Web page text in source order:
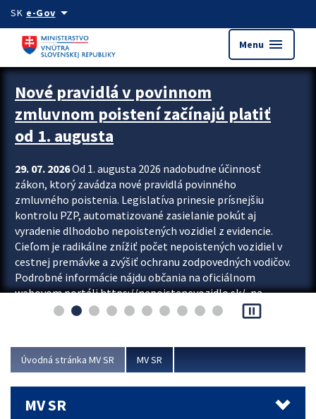
Preskocit na hlavný obsah
SK e-Govarrow_drop_down
Menu menu
Zastavit automatický posun upútavok
Nové pravidlá v povinnom
zmluvnom poistení začínajú platiť
od 1. augusta
29. 07. 2026Od 1. augusta 2026 nadobudne účinnosť
zákon, ktorý zavádza nové pravidlá povinného
zmluvného poistenia. Legislatíva prinesie prísnejšiu
kontrolu PZP, automatizované zasielanie pokút aj
vyradenie dlhodobo nepoistených vozidiel z evidencie.
Cieľom je radikálne znížiť počet nepoistených vozidiel v
cestnej premávke a zvýšiť ochranu zodpovedných vodičov.
Podrobné informácie nájdu občania na oficiálnom
webovom portáli https://nepoistenevozidlo.sk/, na
ktorom od augusta pribudne aj možnosť overiť si...
pause_presentation
Úvodná stránka MV SR MV SR
MV SR